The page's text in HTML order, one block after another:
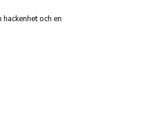
och en